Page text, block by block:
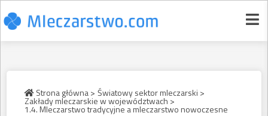
Strona główna > Światowy sektor mleczarski >
Zakłady mleczarskie w województwach >
1.4. Mleczarstwo tradycyjne a mleczarstwo nowoczesne